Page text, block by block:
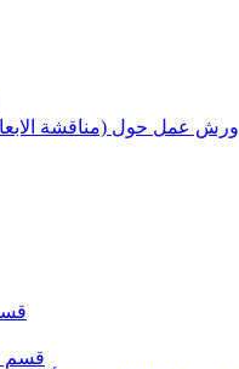
ورش عمل حول (مناقشة الابعاد
قسم